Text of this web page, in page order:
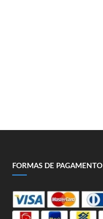
FORMAS DE PAGAMENTO